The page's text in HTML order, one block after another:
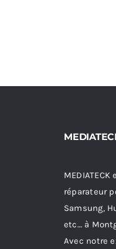
réparateur
Samsung,
etc… à
Avec notre